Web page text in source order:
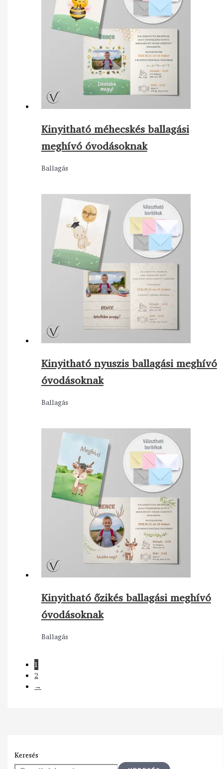
Keresés
Kinyitható méhecskés ballagási
meghívó óvodásoknak
Ballagás
Kinyitható nyuszis ballagási meghívó
óvodásoknak
Ballagás
Kinyitható őzikés ballagási meghívó
óvodásoknak
Ballagás
1
2
→